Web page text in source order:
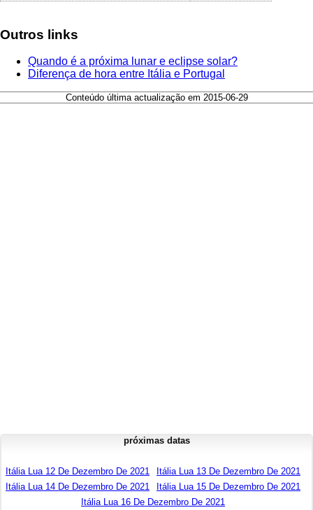
Outros links
Quando é a próxima lunar e eclipse solar?
Diferença de hora entre Itália e Portugal
Conteúdo última actualização em 2015-06-29
próximas datas
Itália Lua 12 De Dezembro De 2021
Itália Lua 13 De Dezembro De 2021
Itália Lua 14 De Dezembro De 2021
Itália Lua 15 De Dezembro De 2021
Itália Lua 16 De Dezembro De 2021